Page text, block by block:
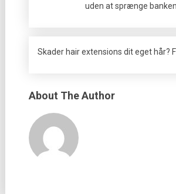
uden at sprænge banken
Skader hair extensions dit eget hår?
About The Author